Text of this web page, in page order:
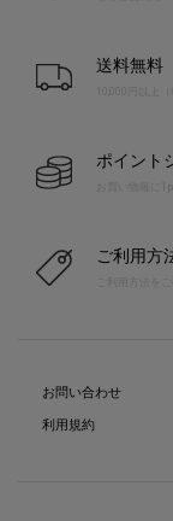
送料無料
10,000円以上
ポイント
お買い物毎に
ご利用方
お問い合わせ
利用規約